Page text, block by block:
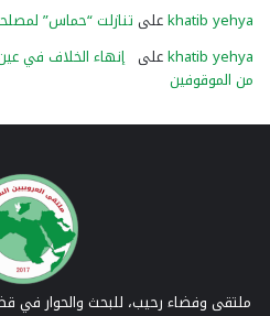
khatib yehyaعلىتنازلت “حماس”
khatib yehyaعلى إنهاء الخلاف في
من الموقوفين
ملتقى وفضاء رحيب، للبحث والحوار في